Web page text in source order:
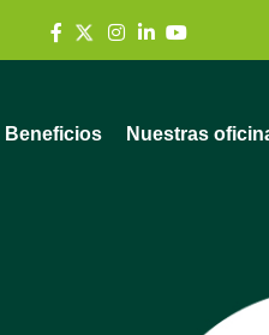
Beneficios Nuestras